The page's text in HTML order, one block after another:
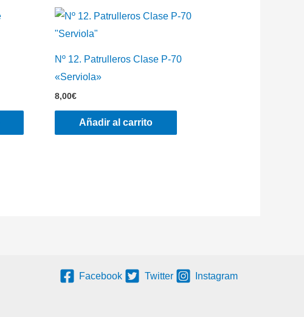
Nº 12. Patrulleros Clase P-70
«Serviola»
8,00€
Añadir al carrito
Facebook Twitter Instagram